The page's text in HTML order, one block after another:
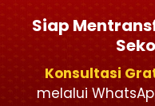
Siap
Konsultasi
melalui